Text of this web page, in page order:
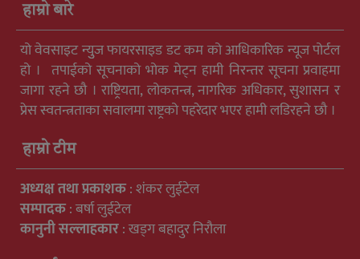
हाम्रो बारे
यो वेवसाइट न्युुज फायरसाइड डट कम को आधिकारिक न्यूज पोर्टल
हो । तपाईको सूचनाको भोक मेट्न हामी निरन्तर सूचना प्रवाहमा
जागा रहने छौ । राष्ट्रियता, लोकतन्त्र, नागरिक अधिकार, सुशासन र
प्रेस स्वतन्त्रताका सवालमा राष्ट्रको पहरेदार भएर हामी लडिरहने छौ ।
हाम्रो टीम
अध्यक्ष तथा प्रकाशक: शंकर लुईटेल
सम्पादक: बर्षा लुईटेल
कानुनी सल्लाहकार: खड्ग बहादुर निरौला